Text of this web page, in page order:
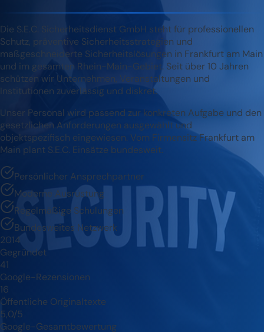
Die S.E.C. Sicherheitsdienst GmbH steht für professionellen
Schutz, präventive Sicherheitsstrategien und
maßgeschneiderte Sicherheitslösungen in Frankfurt am Main
und im gesamten Rhein-Main-Gebiet. Seit über 10 Jahren
schützen wir Unternehmen, Veranstaltungen und
Institutionen zuverlässig und diskret.
Unser Personal wird passend zur konkreten Aufgabe und den
gesetzlichen Anforderungen ausgewählt und
objektspezifisch eingewiesen. Vom Firmensitz Frankfurt am
Main plant S.E.C. Einsätze bundesweit.
Persönlicher Ansprechpartner
Moderne Ausrüstung
Regelmäßige Schulungen
Bundesweites Netzwerk
2014
Gegründet
41
Google-Rezensionen
16
Öffentliche Originaltexte
5,0/5
Google-Gesamtbewertung